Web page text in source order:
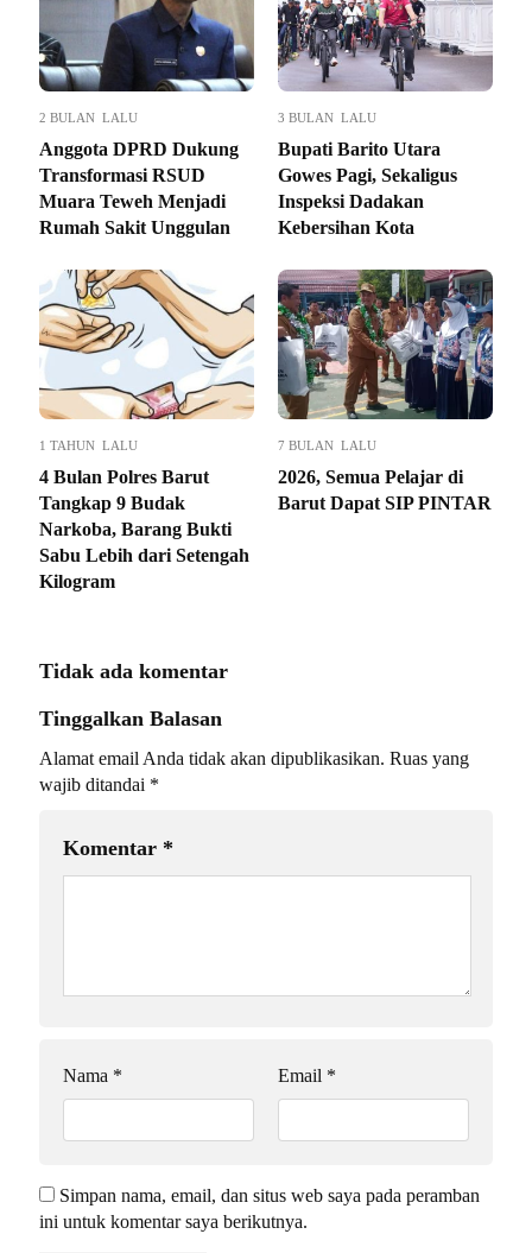
2 BULAN LALU
Anggota DPRD Dukung
Transformasi RSUD
Muara Teweh Menjadi
Rumah Sakit Unggulan
3 BULAN LALU
Bupati Barito Utara
Gowes Pagi, Sekaligus
Inspeksi Dadakan
Kebersihan Kota
1 TAHUN LALU
4 Bulan Polres Barut
Tangkap 9 Budak
Narkoba, Barang Bukti
Sabu Lebih dari Setengah
Kilogram
7 BULAN LALU
2026, Semua Pelajar di
Barut Dapat SIP PINTAR
Tidak ada komentar
Tinggalkan Balasan
Alamat email Anda tidak akan dipublikasikan. Ruas yang
wajib ditandai *
Komentar *
Nama * Email *
Simpan nama, email, dan situs web saya pada peramban
ini untuk komentar saya berikutnya.